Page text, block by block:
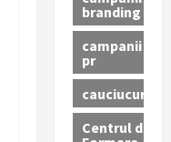
branding
campanii
pr
cauciucuri
Centrul de